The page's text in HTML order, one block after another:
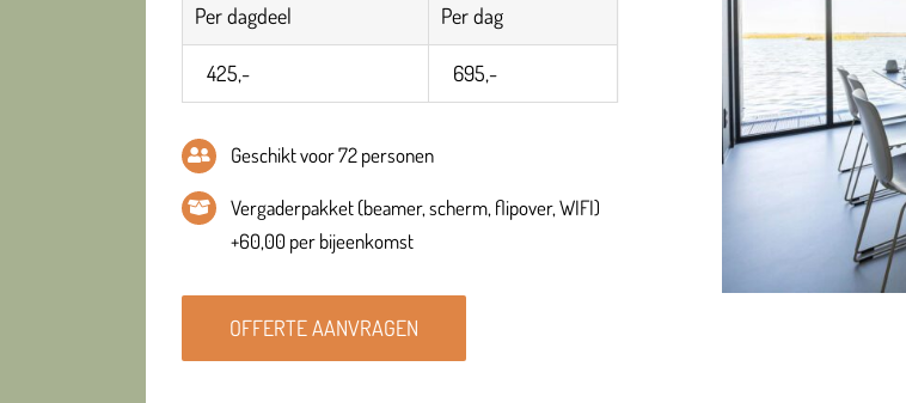
Per dagdeel Per dag
425,- 695,-
Geschikt voor 72 personen
Vergaderpakket (beamer, scherm, flipover, WIFI)
+60,00 per bijeenkomst
OFFERTE AANVRAGEN